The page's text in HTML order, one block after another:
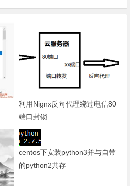
利用Nignx反向代理绕过电信80
端口封锁
centos下安装python3并与自带
的python2共存